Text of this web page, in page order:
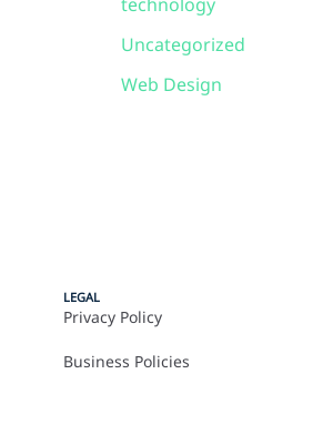
technology
Uncategorized
Web Design
LEGAL
Privacy Policy
Business Policies